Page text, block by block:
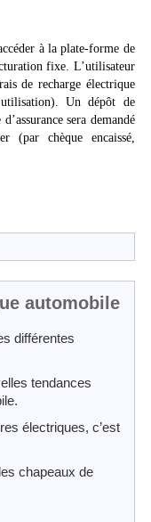
à la plate-forme de
fixe. L’utilisateur
de recharge électrique
Un dépôt de
sera demandé
(par chèque encaissé,
automobile
différentes
tendances
électriques, c’est
chapeaux de